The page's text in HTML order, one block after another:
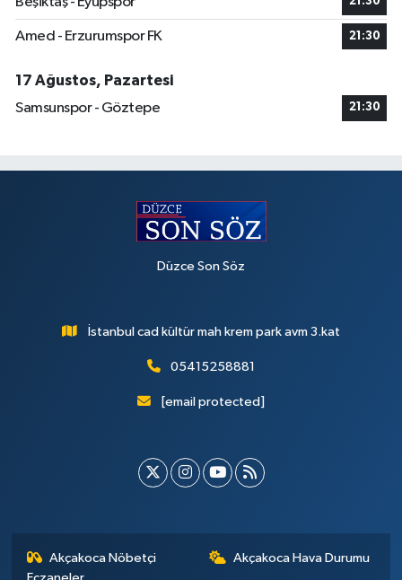
Amed - Erzurumspor FK 21:30
17 Ağustos, Pazartesi
Samsunspor - Göztepe
21:30
Düzce Son Söz
İstanbul cad kültür mah krem park avm 3.kat
05415258881
[email protected]
Akçakoca Nöbetçi
Akçakoca Hava Durumu